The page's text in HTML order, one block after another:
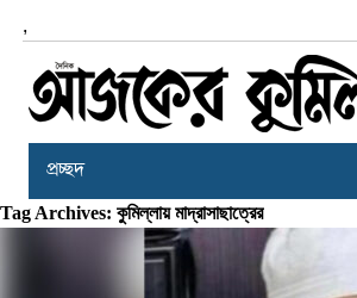
,
প্রচ্ছদ
Tag Archives: কুমিল্লায় মাদ্রাসাছাত্রের